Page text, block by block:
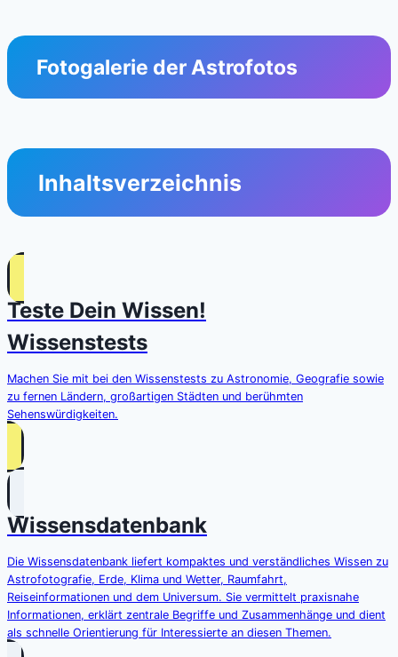
Fotogalerie der Astrofotos
Inhaltsverzeichnis
Teste Dein Wissen!
Wissenstests
Machen Sie mit bei den Wissenstests zu Astronomie, Geografie sowie
zu fernen Ländern, großartigen Städten und berühmten
Sehenswürdigkeiten.
Wissensdatenbank
Die Wissensdatenbank liefert kompaktes und verständliches Wissen zu
Astrofotografie, Erde, Klima und Wetter, Raumfahrt,
Reiseinformationen und dem Universum. Sie vermittelt praxisnahe
Informationen, erklärt zentrale Begriffe und Zusammenhänge und dient
als schnelle Orientierung für Interessierte an diesen Themen.